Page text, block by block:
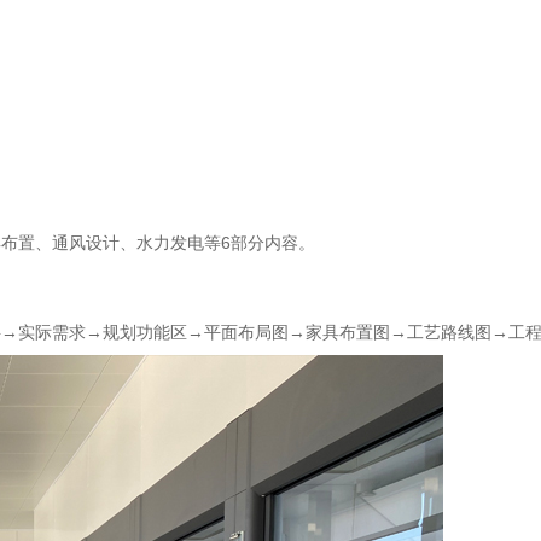
置、通风设计、水力发电等6部分内容。
际需求→规划功能区→平面布局图→家具布置图→工艺路线图→工程